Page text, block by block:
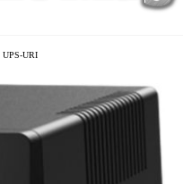
UPS-URI